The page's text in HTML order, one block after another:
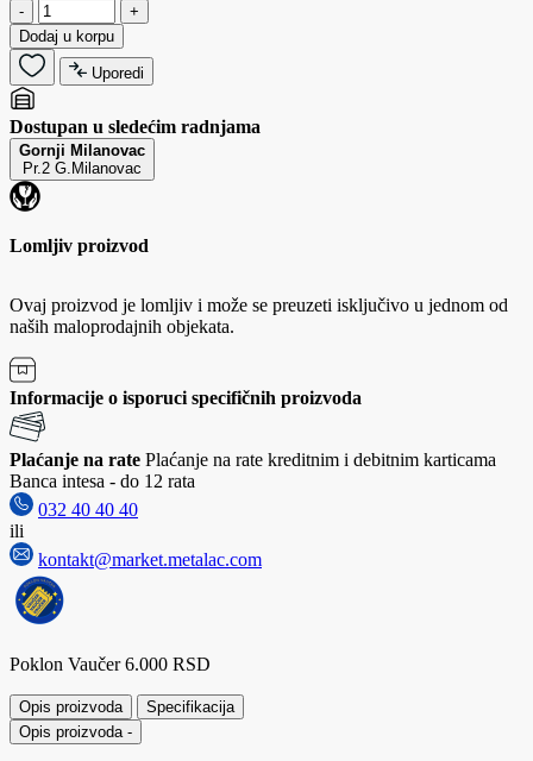
-
+
Dodaj u korpu
Uporedi
Dostupan u sledećim radnjama
Gornji Milanovac
Pr.2 G.Milanovac
Lomljiv proizvod
Ovaj proizvod je lomljiv i može se preuzeti isključivo u jednom od
naših maloprodajnih objekata.
Informacije o isporuci specifičnih proizvoda
Plaćanje na rate Plaćanje na rate kreditnim i debitnim karticama
Banca intesa - do 12 rata
032 40 40 40
ili
kontakt@market.metalac.com
Poklon Vaučer 6.000 RSD
Opis proizvoda
Specifikacija
Opis proizvoda -